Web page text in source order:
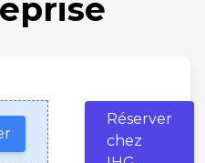
Réserver
chez